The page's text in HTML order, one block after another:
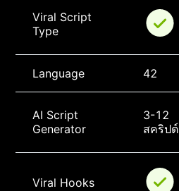
Viral Script
Type
Language 42
AI Script
Generator
3-12
สคริปต์
Viral Hooks